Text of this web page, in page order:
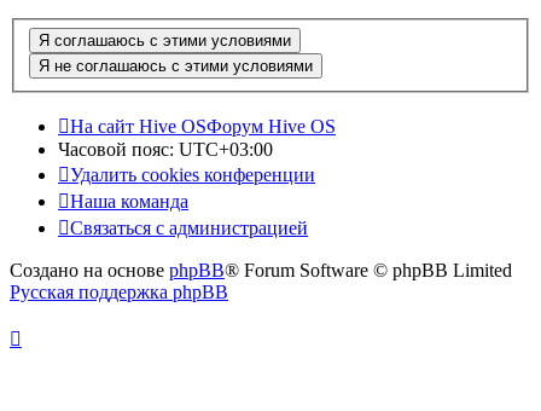
На сайт Hive OSФорум Hive OS
Часовой пояс: UTC+03:00
Удалить cookies конференции
Наша команда
Связаться с администрацией
Создано на основе phpBB® Forum Software © phpBB Limited
Русская поддержка phpBB